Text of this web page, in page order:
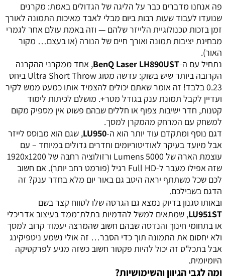
פה אנחנו מדברים כבר על הליגה של הגדולים באמת: מקרנים
שנועדו לעבוד שעות רבות ביום מבלי לאבד מאיכות התמונה לאורך
זמן בזכות טכנולוגיית הלייזר שלהם — וזה באמת עולם אחר לגמרי
מבחינת יציבות תמונה ואורך חיים של הנורה (או בעצם… מקור
האור).
נתחיל עם ה-BenQ Laser LH890UST, אחד ממקרני ההקרנה
הקרובה ביותר שיש בשוק: עדשה מסוג Ultra Short Throw ביחס
0.23 בלבד! זה אומר שאתם יכולים להצמיד אותו כמעט ממש לקיר
ועדיין לקבל תמונת ענק בגודל מטר+. מושלם לכיתות לימוד
קטנות, חדר ישיבות צפוף או חללים שבהם פשוט אין מספיק מקום
למשחק עם המרחק מהמקרן למסך.
דגם נוסף ומתקדם עוד יותר הוא ה-LU950, שגם הוא מבוסס לייזר
אבל מיועד בעיקר לאודיטוריומים וחדרים גדולים במיוחד – עם
עוצמת הארה של 5000 Lumens ורזולוציה רחבה של 1920x1200
שזה אפילו מעבר ל-Full HD רגיל (פורמט רחב יותר). אם חשוב
לכם שכל משתתף יראה היטב גם באור יום מלא בחדר ענק? זה
הדגם בשבילכם.
ובאותו סגנון בדיוק נמצא גם הגרסה שלו לטווח קצר בשם
LU951ST, שמתאים למשל להדמיות בתלת־ממד בעיצוב אדריכלי
או בתחומי חינוך והנדסה שבהם חשוב שהמרצה יעמוד קרוב למסך
ולא יחסום את התמונה תוך כדי הסבר… זה אולי נשמע ניטפיקינג
אבל בתכל'ס זה יכול להיות פקטור חשוב כשזה מגיע לפרקטיקה
היומיומית.
ומה לגבי הגיוון והשימושיות?